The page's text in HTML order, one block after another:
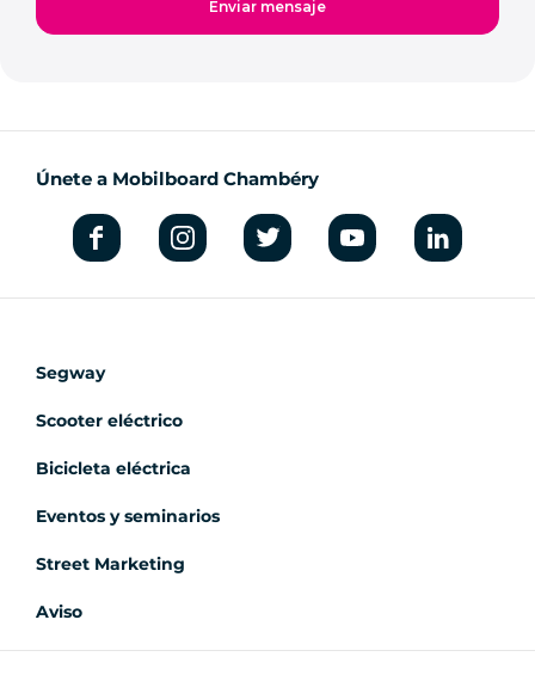
Únete a Mobilboard Chambéry
Segway
Scooter eléctrico
Bicicleta eléctrica
Eventos y seminarios
Street Marketing
Aviso